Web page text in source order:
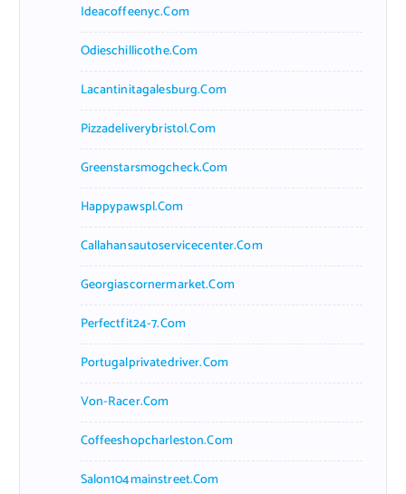
Ideacoffeenyc.com
Odieschillicothe.com
Lacantinitagalesburg.com
Pizzadeliverybristol.com
Greenstarsmogcheck.com
Happypawspl.com
Callahansautoservicecenter.com
Georgiascornermarket.com
Perfectfit24-7.com
Portugalprivatedriver.com
Von-Racer.com
Coffeeshopcharleston.com
Salon104mainstreet.com